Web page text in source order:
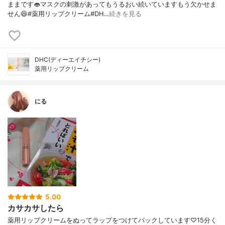
ままです👄マスクの刺激があってもうるおい続いていますもう欠かせま
せん😆#薬用リップクリーム#DH…続きを見る
DHC(ディーエイチシー)
薬用リップクリーム
にる
5.00
カサカサしたら
薬用リップクリームをぬってラップをつけてパックしています♡15分く